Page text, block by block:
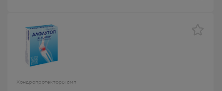
Хондропротекторы амп